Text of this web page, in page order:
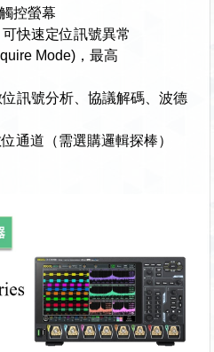
控螢幕
快速定位訊號異常
Mode)，最高
訊號分析、協議解碼、波德
通道（需選購邏輯探棒）